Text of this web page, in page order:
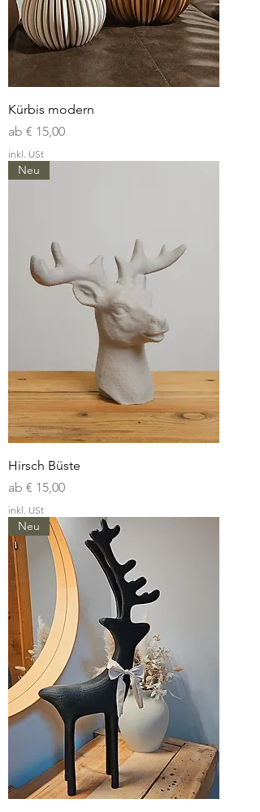
Kürbis modern
ab € 15,00
Sale-Preis
inkl. USt
Neu
Hirsch Büste
ab € 15,00
Sale-Preis
inkl. USt
Neu